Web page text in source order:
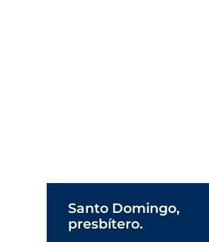
Santo Domingo,
presbítero.